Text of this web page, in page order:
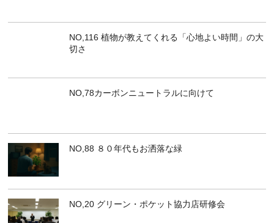
NO,116 植物が教えてくれる「心地よい時間」の大
切さ
NO,78カーボンニュートラルに向けて
NO,88 ８０年代もお洒落な緑
NO,20 グリーン・ポケット協力店研修会